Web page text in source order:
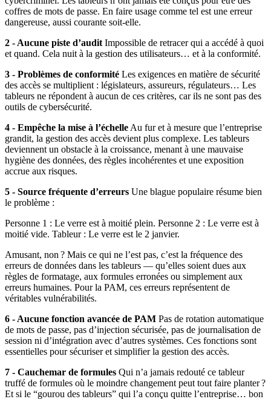
coffres de mots de passe. En faire usage comme tel est une erreur
dangereuse, aussi courante soit-elle.
2 - Aucune piste d’auditImpossible de retracer qui a accédé à quoi
et quand. Cela nuit à la gestion des utilisateurs… et à la conformité.
3 - Problèmes de conformité Les exigences en matière de sécurité
des accès se multiplient : législateurs, assureurs, régulateurs… Les
tableurs ne répondent à aucun de ces critères, car ils ne sont pas des
outils de cybersécurité.
4 - Empêche la mise à l’échelleAu fur et à mesure que l’entreprise
grandit, la gestion des accès devient plus complexe. Les tableurs
deviennent un obstacle à la croissance, menant à une mauvaise
hygiène des données, des règles incohérentes et une exposition
accrue aux risques.
5 - Source fréquente d’erreurs Une blague populaire résume bien
le problème :
Personne 1 : Le verre est à moitié plein. Personne 2 : Le verre est à
moitié vide. Tableur : Le verre est le 2 janvier.
Amusant, non ? Mais ce qui ne l’est pas, c’est la fréquence des
erreurs de données dans les tableurs — qu’elles soient dues aux
règles de formatage, aux formules erronées ou simplement aux
erreurs humaines. Pour la PAM, ces erreurs représentent de
véritables vulnérabilités.
6 - Aucune fonction avancée de PAM Pas de rotation automatique
de mots de passe, pas d’injection sécurisée, pas de journalisation de
session ni d’intégration avec d’autres systèmes. Ces fonctions sont
essentielles pour sécuriser et simplifier la gestion des accès.
7 - Cauchemar de formules Qui n’a jamais redouté ce tableur
truffé de formules où le moindre changement peut tout faire planter ?
Et si le “gourou des tableurs” qui l’a conçu quitte l’entreprise… bon